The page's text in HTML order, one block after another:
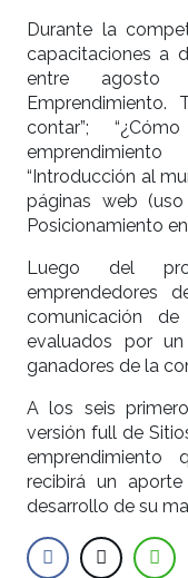
Durante la
capacitaciones a
entre agosto
contar”;
“Introducción al
páginas web (uso
Posicionamiento
Luego del
emprendedores
comunicación
evaluados por
ganadores de la
A los seis
versión full de
recibirá un
desarrollo de su